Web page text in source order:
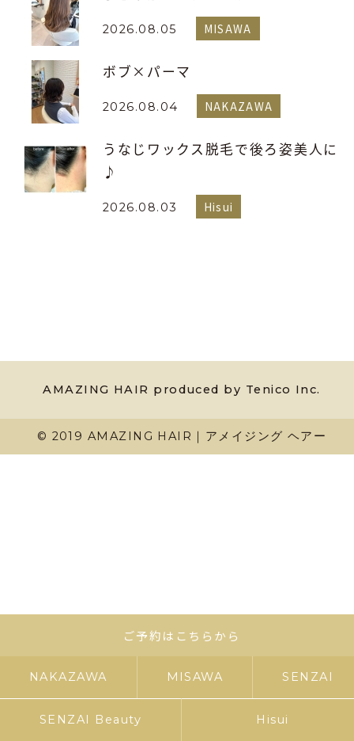
2026.08.05 MISAWA
ボブ×パーマ
2026.08.04 NAKAZAWA
うなじワックス脱毛で後ろ姿美人に
♪
2026.08.03 Hisui
AMAZING HAIR produced by Tenico Inc.
© 2019 AMAZING HAIR｜アメイジング ヘアー
ご予約はこちらから
NAKAZAWA MISAWA SENZAI
SENZAI Beauty Hisui